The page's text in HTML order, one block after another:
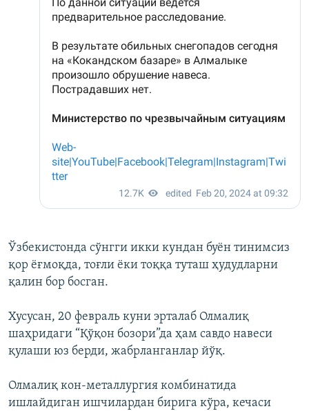
Ўзбекистонда сўнгги икки кундан буён тинимсиз
қор ёғмоқда, тоғли ёки тоққа туташ ҳудудларни
қалин бор босган.
Хусусан, 20 февраль куни эрталаб Олмалиқ
шаҳридаги “Қўқон бозори”да ҳам савдо навеси
қулаши юз берди, жабрланганлар йўқ.
Олмалиқ кон-металлургия комбинатида
ишлайдиган ишчилардан бирига кўра, кечаси